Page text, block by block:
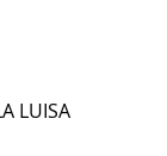
LUISA